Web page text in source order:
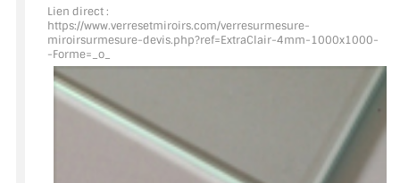
ACCESSOIRES & QUINCAILLERIE
CATALOGUE DE PROFILS ET FIXATION DU
VERRE
LES FIXATIONS POUR MIROIR
LES PROFILS PAROI DE VERRE
Lien direct :
https://www.verresetmiroirs.com/verresurmesure-
miroirsurmesure-devis.php?ref=ExtraClair-4mm-1000x1000-
-Forme=_o_